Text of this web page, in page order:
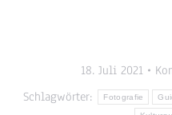
18. Juli 2021
Schlagwörter:
Fotografie